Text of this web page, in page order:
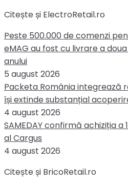
Citește și ElectroRetail.ro
Peste 500.000 de comenzi
eMAG au fost cu livrare a
anului
5 august 2026
Packeta România integrează
își extinde substanțial
4 august 2026
SAMEDAY confirmă achiziția a
al Cargus
4 august 2026
Citește și BricoRetail.ro